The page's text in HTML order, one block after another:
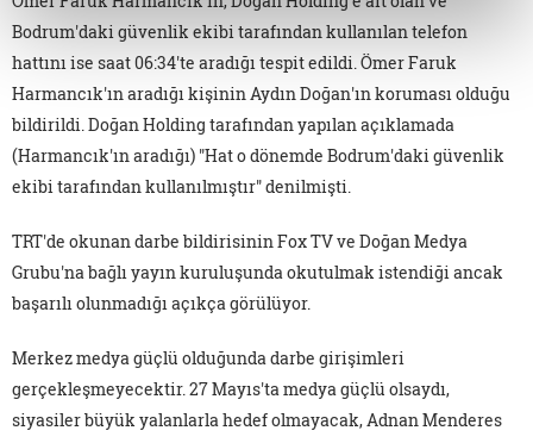
Bodrum'daki güvenlik ekibi tarafından kullanılan telefon
hattını ise saat 06:34'te aradığı tespit edildi. Ömer Faruk
Harmancık'ın aradığı kişinin Aydın Doğan'ın koruması olduğu
bildirildi. Doğan Holding tarafından yapılan açıklamada
(Harmancık'ın aradığı) "Hat o dönemde Bodrum'daki güvenlik
ekibi tarafından kullanılmıştır" denilmişti.
TRT'de okunan darbe bildirisinin Fox TV ve Doğan Medya
Grubu'na bağlı yayın kuruluşunda okutulmak istendiği ancak
başarılı olunmadığı açıkça görülüyor.
Merkez medya güçlü olduğunda darbe girişimleri
gerçekleşmeyecektir. 27 Mayıs'ta medya güçlü olsaydı,
siyasiler büyük yalanlarla hedef olmayacak, Adnan Menderes